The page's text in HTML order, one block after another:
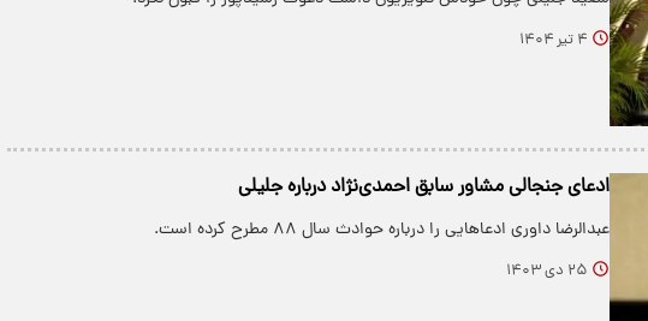
۴ تیر ۱۴۰۴
ادعای جنجالی مشاور سابق احمدی‌نژاد درباره جلیلی
عبدالرضا داوری ادعاهایی را درباره حوادث سال ۸۸ مطرح کرده است.
۲۵ دی ۱۴۰۳